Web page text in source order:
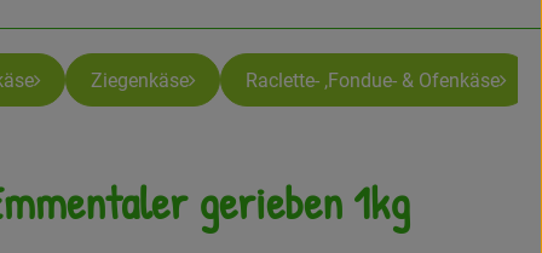
Ziegenkäse Raclette- ,Fondue- & Ofenkäse
gerieben 1kg